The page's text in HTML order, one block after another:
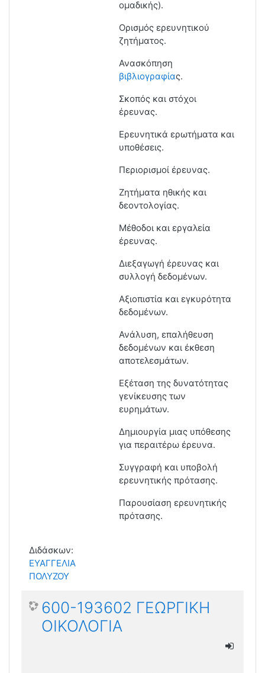
ομαδικής).
Ορισμός ερευνητικού
ζητήματος.
Ανασκόπηση
βιβλιογραφίας.
Σκοπός και στόχοι
έρευνας.
Ερευνητικά ερωτήματα και
υποθέσεις.
Περιορισμοί έρευνας.
Ζητήματα ηθικής και
δεοντολογίας.
Μέθοδοι και εργαλεία
έρευνας.
Διεξαγωγή έρευνας και
συλλογή δεδομένων.
Αξιοπιστία και εγκυρότητα
δεδομένων.
Ανάλυση, επαλήθευση
δεδομένων και έκθεση
αποτελεσμάτων.
Εξέταση της δυνατότητας
γενίκευσης των
ευρημάτων.
Δημιουργία μιας υπόθεσης
για περαιτέρω έρευνα.
Συγγραφή και υποβολή
ερευνητικής πρότασης.
Παρουσίαση ερευνητικής
πρότασης.
Διδάσκων:
ΕΥΑΓΓΕΛΙΑ
ΠΟΛΥΖΟΥ
600-193602 ΓΕΩΡΓΙΚΗ
ΟΙΚΟΛΟΓΙΑ